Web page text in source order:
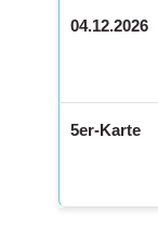
04.12.2026
5er-Karte